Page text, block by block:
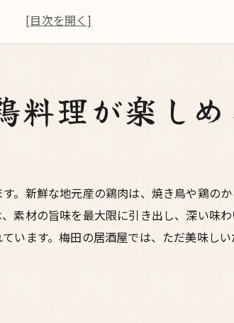
梅田の個室居酒屋
から選べる鶏料理
鶏料理デート心に残るひととき
隠れ家的居酒屋
間でのんびり過ごす
るデートの夜
料理が楽し
。新鮮な地元産の鶏肉は、焼き鳥や鶏の
素材の旨味を最大限に引き出し、深い味
います。梅田の居酒屋では、ただ美味し